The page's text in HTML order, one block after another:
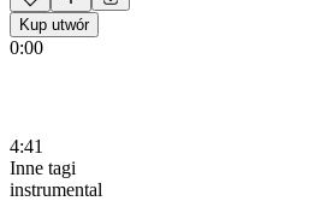
Kup utwór
0:00
4:41
Inne tagi
instrumental